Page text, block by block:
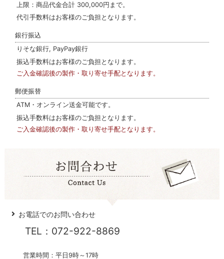
上限：商品代金合計 300,000円まで。
代引手数料はお客様のご負担となります。
銀行振込
りそな銀行, PayPay銀行
振込手数料はお客様のご負担となります。
ご入金確認後の製作・取り寄せ手配となります。
郵便振替
ATM・オンライン送金可能です。
振込手数料はお客様のご負担となります。
ご入金確認後の製作・取り寄せ手配となります。
お電話でのお問い合わせ
TEL：072-922-8869
営業時間：平日9時～17時